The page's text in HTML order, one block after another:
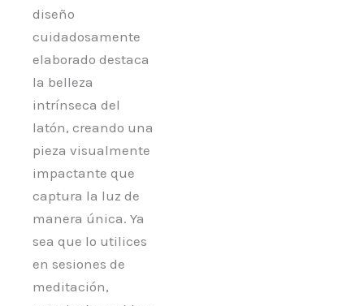
diseño
cuidadosamente
elaborado destaca
la belleza
intrínseca del
latón, creando una
pieza visualmente
impactante que
captura la luz de
manera única. Ya
sea que lo utilices
en sesiones de
meditación,